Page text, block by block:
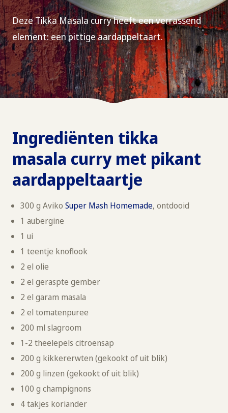
Deze Tikka Masala curry heeft een verrassend
element: een pittige aardappeltaart.
Ingrediënten tikka
masala curry met pikant
aardappeltaartje
300 g Aviko Super Mash Homemade, ontdooid
1 aubergine
1 ui
1 teentje knoflook
2 el olie
2 el geraspte gember
2 el garam masala
2 el tomatenpuree
200 ml slagroom
1-2 theelepels citroensap
200 g kikkererwten (gekookt of uit blik)
200 g linzen (gekookt of uit blik)
100 g champignons
4 takjes koriander